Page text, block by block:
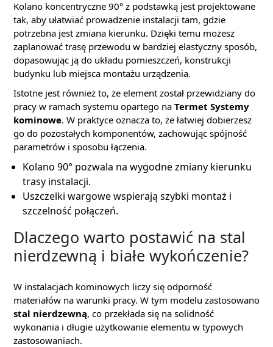
Kolano koncentryczne 90° z podstawką jest projektowane
tak, aby ułatwiać prowadzenie instalacji tam, gdzie
potrzebna jest zmiana kierunku. Dzięki temu możesz
zaplanować trasę przewodu w bardziej elastyczny sposób,
dopasowując ją do układu pomieszczeń, konstrukcji
budynku lub miejsca montażu urządzenia.
Istotne jest również to, że element został przewidziany do
pracy w ramach systemu opartego na Termet Systemy
kominowe. W praktyce oznacza to, że łatwiej dobierzesz
go do pozostałych komponentów, zachowując spójność
parametrów i sposobu łączenia.
Kolano 90° pozwala na wygodne zmiany kierunku
trasy instalacji.
Uszczelki wargowe wspierają szybki montaż i
szczelność połączeń.
Dlaczego warto postawić na stal
nierdzewną i białe wykończenie?
W instalacjach kominowych liczy się odporność
materiałów na warunki pracy. W tym modelu zastosowano
stal nierdzewną, co przekłada się na solidność
wykonania i długie użytkowanie elementu w typowych
zastosowaniach.